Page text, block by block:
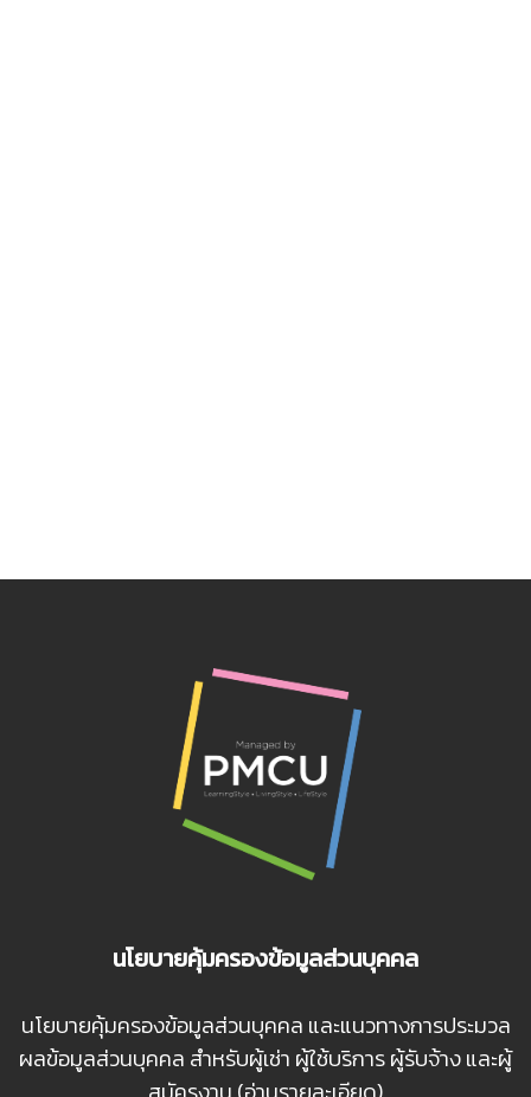
นโยบายคุ้มครองข้อมูลส่วนบุคคล
นโยบายคุ้มครองข้อมูลส่วนบุคคล และแนวทางการประมวล
ผลข้อมูลส่วนบุคคล สำหรับผู้เช่า ผู้ใช้บริการ ผู้รับจ้าง และผู้